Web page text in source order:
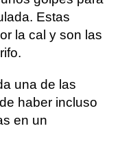
Estas
la cal y son las
una de las
haber incluso
en un